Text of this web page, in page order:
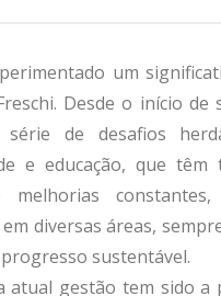
um
Desde o início de
de desafios
e educação, que
melhorias
diversas áreas,
sustentável.
atual gestão tem sido a